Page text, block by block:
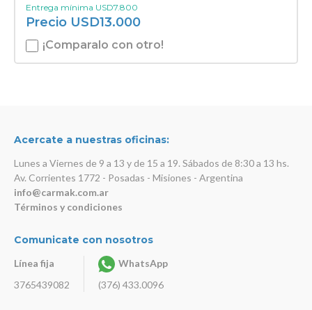
Entrega mínima USD7.800
Precio USD13.000
¡Comparalo con otro!
Acercate a nuestras oficinas:
Lunes a Viernes de 9 a 13 y de 15 a 19. Sábados de 8:30 a 13 hs.
Av. Corrientes 1772 - Posadas - Misiones - Argentina
info@carmak.com.ar
Términos y condiciones
Comunicate con nosotros
Línea fija
3765439082
WhatsApp
(376) 433.0096